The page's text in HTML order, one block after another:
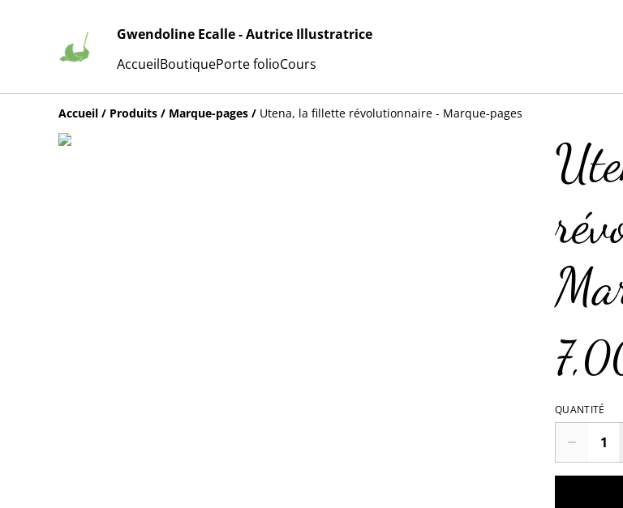
Gwendoline Ecalle - Autrice Illustratrice
AccueilBoutiquePorte folioCours
Accueil / Produits / Marque-pages / Utena, la fillette révolutionnaire - Marque-pages
QUANTITÉ